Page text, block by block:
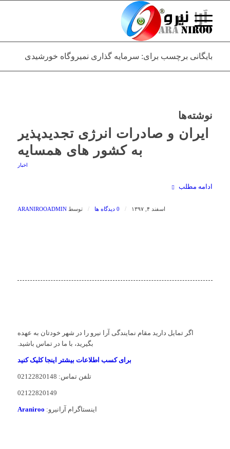
بایگانی برچسب برای: سرمایه گذاری نمیروگاه خورشیدی
نوشته‌ها
ایران و صادرات انرژی تجدیدپذیر
به کشور های همسایه‎
اخبار
ادامه مطلب
اسفند ۴, ۱۳۹۷ / 0 دیدگاه ها / توسطARANIROOADMIN
اگر تمایل دارید مقام نمایندگی آرا نیرو را در شهر خودتان به عهده
بگیرید، با ما در تماس باشید.
برای کسب اطلاعات بیشتر اینجا کلیک کنید
تلفن تماس: 02122820148
02122820149
اینستاگرام آرانیرو: Araniroo